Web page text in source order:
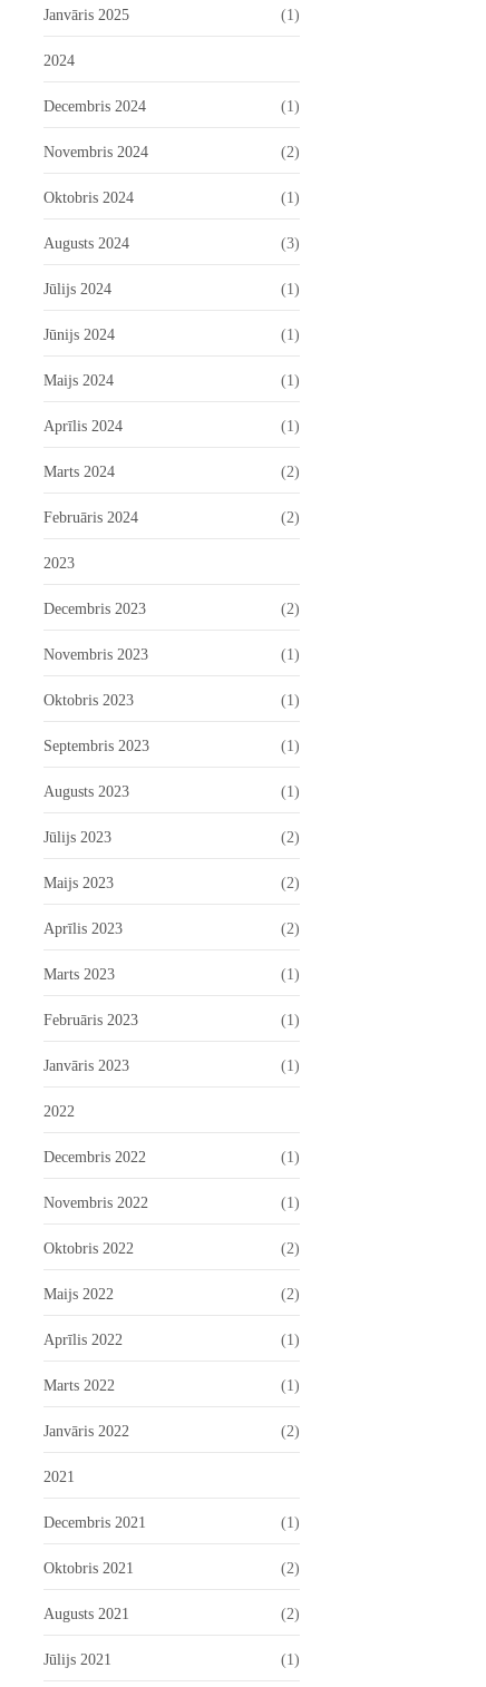
Janvāris 2025 (1)
2024
Decembris 2024 (1)
Novembris 2024 (2)
Oktobris 2024 (1)
Augusts 2024 (3)
Jūlijs 2024 (1)
Jūnijs 2024 (1)
Maijs 2024 (1)
Aprīlis 2024 (1)
Marts 2024 (2)
Februāris 2024 (2)
2023
Decembris 2023 (2)
Novembris 2023 (1)
Oktobris 2023 (1)
Septembris 2023 (1)
Augusts 2023 (1)
Jūlijs 2023 (2)
Maijs 2023 (2)
Aprīlis 2023 (2)
Marts 2023 (1)
Februāris 2023 (1)
Janvāris 2023 (1)
2022
Decembris 2022 (1)
Novembris 2022 (1)
Oktobris 2022 (2)
Maijs 2022 (2)
Aprīlis 2022 (1)
Marts 2022 (1)
Janvāris 2022 (2)
2021
Decembris 2021 (1)
Oktobris 2021 (2)
Augusts 2021 (2)
Jūlijs 2021 (1)